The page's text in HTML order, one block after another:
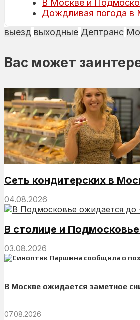
В Москве и
Дождливая погода в
выезд выходные Дептранс
Вас может
Сеть кондитерских в
04.08.2026
В столице и
03.08.2026
В Москве ожидается заметное
07.08.2026